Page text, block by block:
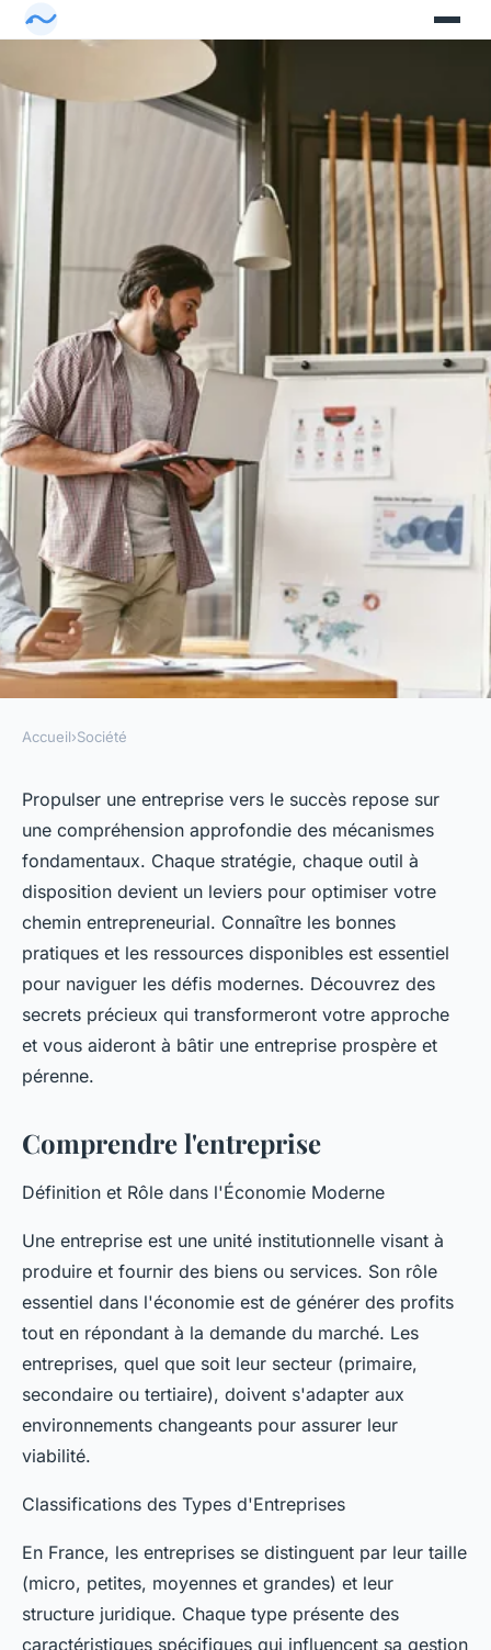
Les secrets pour propulser
votre entreprise vers le succès
Noémie•9 mai 2025• 3 min de lecture
Accueil›Société
Propulser une entreprise vers le succès repose sur
une compréhension approfondie des mécanismes
fondamentaux. Chaque stratégie, chaque outil à
disposition devient un leviers pour optimiser votre
chemin entrepreneurial. Connaître les bonnes
pratiques et les ressources disponibles est essentiel
pour naviguer les défis modernes. Découvrez des
secrets précieux qui transformeront votre approche
et vous aideront à bâtir une entreprise prospère et
pérenne.
Comprendre l'entreprise
Définition et Rôle dans l'Économie Moderne
Une entreprise est une unité institutionnelle visant à
produire et fournir des biens ou services. Son rôle
essentiel dans l'économie est de générer des profits
tout en répondant à la demande du marché. Les
entreprises, quel que soit leur secteur (primaire,
secondaire ou tertiaire), doivent s'adapter aux
environnements changeants pour assurer leur
viabilité.
Classifications des Types d'Entreprises
En France, les entreprises se distinguent par leur taille
(micro, petites, moyennes et grandes) et leur
structure juridique. Chaque type présente des
caractéristiques spécifiques qui influencent sa gestion